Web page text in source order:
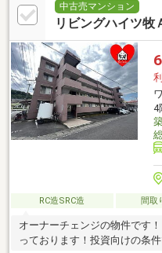
中古売マンション
リビングハイツ牧
4
RC造SRC造 間取
オーナーチェンジの物件です
っております！投資向けの条